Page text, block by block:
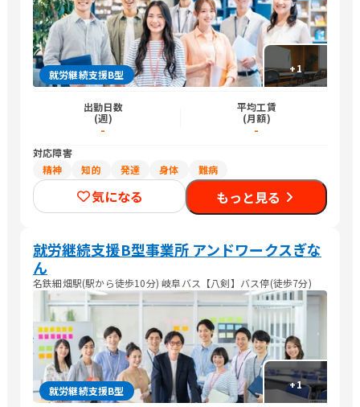
+1
就労継続支援B型
出勤日数
(週)
-
平均工賃
(月額)
-
対応障害
精神
知的 発達 身体 難病
気になる もっと見る
就労継続支援B型事業所 アンドワークスぎな
ん
名鉄細畑駅(駅から徒歩10分) 岐阜バス【八剣】バス停(徒歩7分)
+1
就労継続支援B型